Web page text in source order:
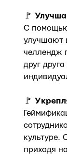
🚩
С помощью
улучшают
челлендж
друг
🚩
культуре.
приходя